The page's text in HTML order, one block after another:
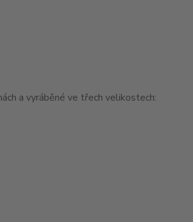
a vyráběné ve třech velikostech: